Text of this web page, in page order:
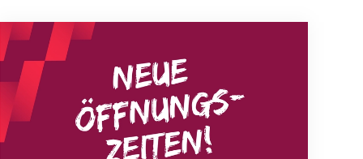
Neue Empfangszeiten ab 1. August 2026